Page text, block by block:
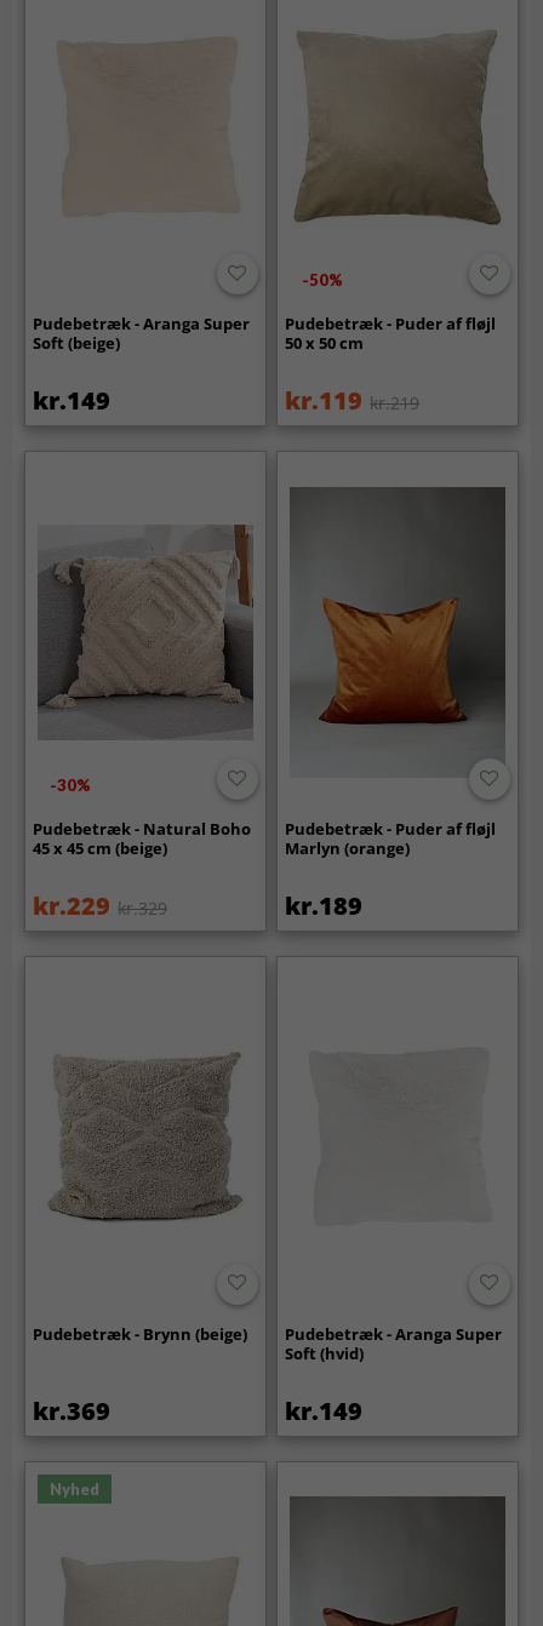
Pudebetræk - Aranga Super
Soft (beige)
kr.149
-50%
Pudebetræk - Puder af fløjl
50 x 50 cm
kr.119 kr.219
-30%
Pudebetræk - Natural Boho
45 x 45 cm (beige)
kr.229 kr.329
Pudebetræk - Puder af fløjl
Marlyn (orange)
kr.189
Pudebetræk - Brynn (beige)
kr.369
Pudebetræk - Aranga Super
Soft (hvid)
kr.149
Nyhed